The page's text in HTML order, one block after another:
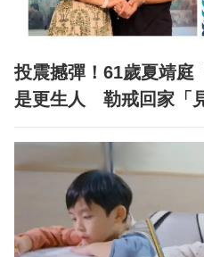
投震撼彈！61歲夏靖庭
是更生人 勒戒回家「